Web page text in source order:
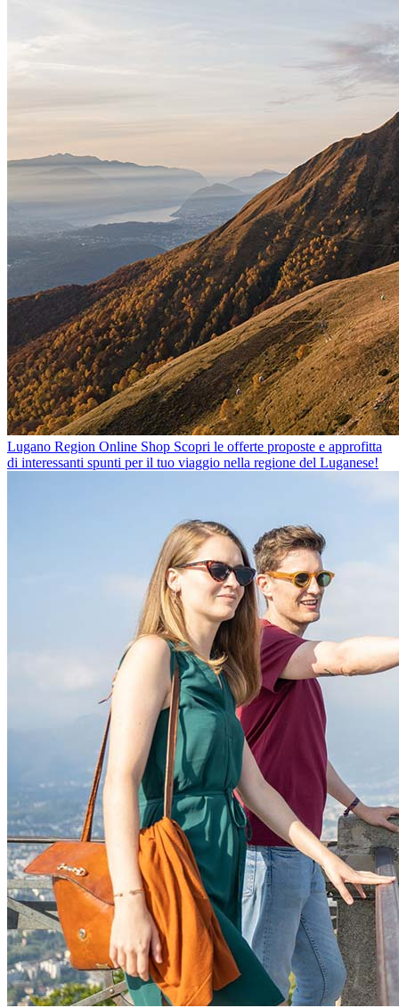
Lugano Region Online Shop Scopri le offerte proposte e approfitta
di interessanti spunti per il tuo viaggio nella regione del Luganese!